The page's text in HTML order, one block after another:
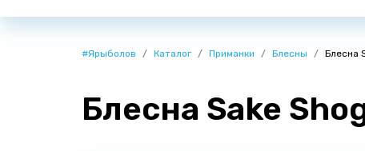
#Ярыболов Каталог Приманки Блесны Блесна
Блесна Sake